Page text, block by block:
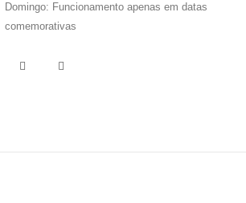
Domingo: Funcionamento apenas em datas
comemorativas